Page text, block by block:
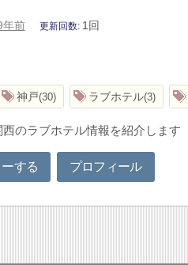
年前 更新回数 1回
神戸 30 ラブホテル 3
のラブホテル情報を紹介します
する プロフィール